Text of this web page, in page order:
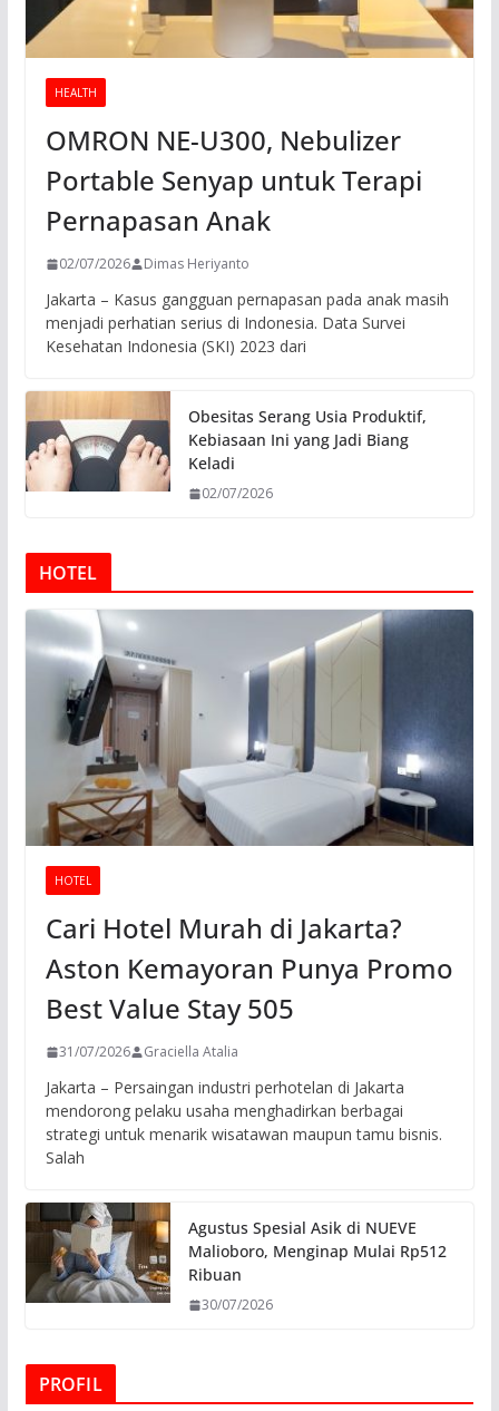
HEALTH
OMRON NE-U300, Nebulizer
Portable Senyap untuk Terapi
Pernapasan Anak
02/07/2026 Dimas Heriyanto
Jakarta – Kasus gangguan pernapasan pada anak masih
menjadi perhatian serius di Indonesia. Data Survei
Kesehatan Indonesia (SKI) 2023 dari
Obesitas Serang Usia Produktif,
Kebiasaan Ini yang Jadi Biang
Keladi
02/07/2026
HOTEL
HOTEL
Cari Hotel Murah di Jakarta?
Aston Kemayoran Punya Promo
Best Value Stay 505
31/07/2026 Graciella Atalia
Jakarta – Persaingan industri perhotelan di Jakarta
mendorong pelaku usaha menghadirkan berbagai
strategi untuk menarik wisatawan maupun tamu bisnis.
Salah
Agustus Spesial Asik di NUEVE
Malioboro, Menginap Mulai Rp512
Ribuan
30/07/2026
PROFIL